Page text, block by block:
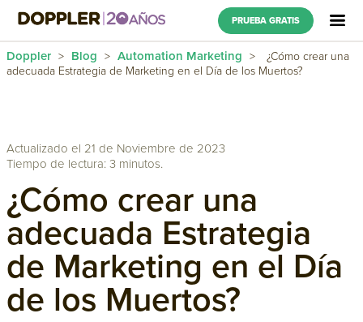
PRUEBA GRATIS
Doppler > Blog > Automation Marketing >
¿Cómo crear una
adecuada Estrategia de Marketing en el Día de los Muertos?
Actualizado el 21 de Noviembre de 2023
Tiempo de lectura: 3 minutos.
¿Cómo crear una
adecuada Estrategia
de Marketing en el Día
de los Muertos?